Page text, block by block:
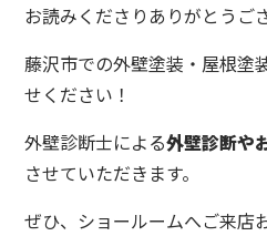
お読みくださりありがとうご
藤沢市での外壁塗装・屋根塗
せください！
外壁診断士による外壁診断や
させていただきます。
ぜひ、ショールームへご来店